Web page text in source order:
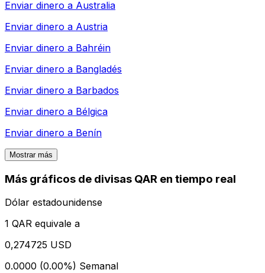
Enviar dinero a Australia
Enviar dinero a Austria
Enviar dinero a Bahréin
Enviar dinero a Bangladés
Enviar dinero a Barbados
Enviar dinero a Bélgica
Enviar dinero a Benín
Mostrar más
Más gráficos de divisas QAR en tiempo real
Dólar estadounidense
1 QAR equivale a
0,274725 USD
0.0000 (0.00%) Semanal